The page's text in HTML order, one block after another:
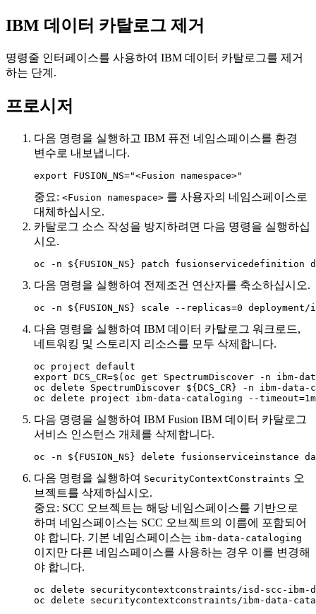
IBM 데이터 카탈로그 제거
명령줄 인터페이스를 사용하여 IBM 데이터 카탈로그를 제거
하는 단계.
프로시저
다음 명령을 실행하고 IBM 퓨전 네임스페이스를 환경
변수로 내보냅니다.
export FUSION_NS="<Fusion namespace>"
중요: <Fusion namespace> 를 사용자의 네임스페이스로
대체하십시오.
카탈로그 소스 작성을 방지하려면 다음 명령을 실행하십
시오.
다음 명령을 실행하여 전제조건 연산자를 축소하십시오.
다음 명령을 실행하여 IBM 데이터 카탈로그 워크로드,
네트워킹 및 스토리지 리소스를 모두 삭제합니다.
oc project default
export DCS_CR=$(oc get SpectrumDiscover -n
oc delete SpectrumDiscover ${DCS_CR} -n ibm-
oc delete project ibm-data-cataloging --
다음 명령을 실행하여 IBM Fusion IBM 데이터 카탈로그
서비스 인스턴스 개체를 삭제합니다.
oc -n ${FUSION_NS} delete fusionserviceinstance
다음 명령을 실행하여 SecurityContextConstraints 오
브젝트를 삭제하십시오.
중요: SCC 오브젝트는 해당 네임스페이스를 기반으로
하며 네임스페이스는 SCC 오브젝트의 이름에 포함되어
야 합니다. 기본 네임스페이스는 ibm-data-cataloging
이지만 다른 네임스페이스를 사용하는 경우 이를 변경해
야 합니다.
oc delete securitycontextconstraints/isd-scc-ibm-
oc delete securitycontextconstraints/ibm-data-